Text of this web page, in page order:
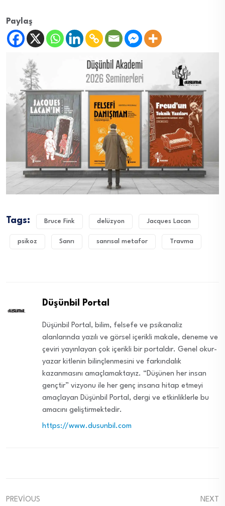
Paylaş
Tags: Bruce Fink delüzyon Jacques Lacan
psikoz Sanrı sanrısal metafor Travma
Düşünbil Portal
Düşünbil Portal, bilim, felsefe ve psikanaliz
alanlarında yazılı ve görsel içerikli makale, deneme ve
çeviri yayınlayan çok içerikli bir portaldır. Genel okur-
yazar kitlenin bilinçlenmesini ve farkındalık
kazanmasını amaçlamaktayız. “Düşünen her insan
gençtir” vizyonu ile her genç insana hitap etmeyi
amaçlayan Düşünbil Portal, dergi ve etkinliklerle bu
amacını geliştirmektedir.
https://www.dusunbil.com
PREVIOUS
NEXT